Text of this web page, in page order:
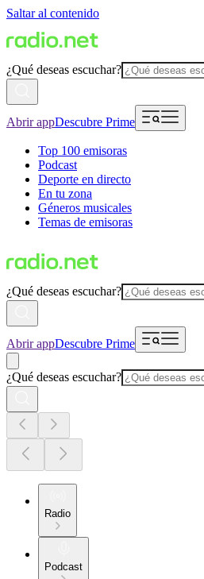
Saltar al contenido
¿Qué deseas escuchar?
Abrir appDescubre Prime
Top 100 emisoras
Podcast
Deporte en directo
En tu zona
Géneros musicales
Temas de emisoras
¿Qué deseas escuchar?
Abrir appDescubre Prime
¿Qué deseas escuchar?
Radio
Podcast